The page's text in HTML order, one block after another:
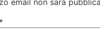
email non sarà
*